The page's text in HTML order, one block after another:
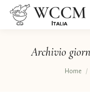
Archivio
Tu sei
Home